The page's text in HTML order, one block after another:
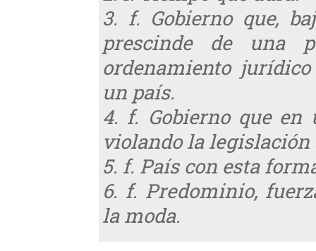
3. f. Gobierno que,
prescinde de una
ordenamiento
un país.
4. f. Gobierno que
violando la
5. f. País con esta
6. f. Predominio,
la moda.